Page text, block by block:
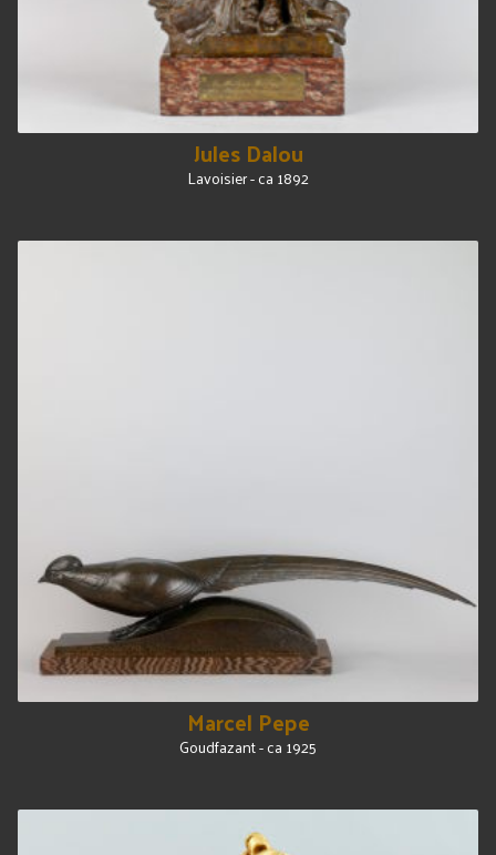
Jules Dalou
Lavoisier - ca 1892
Marcel Pepe
Goudfazant - ca 1925